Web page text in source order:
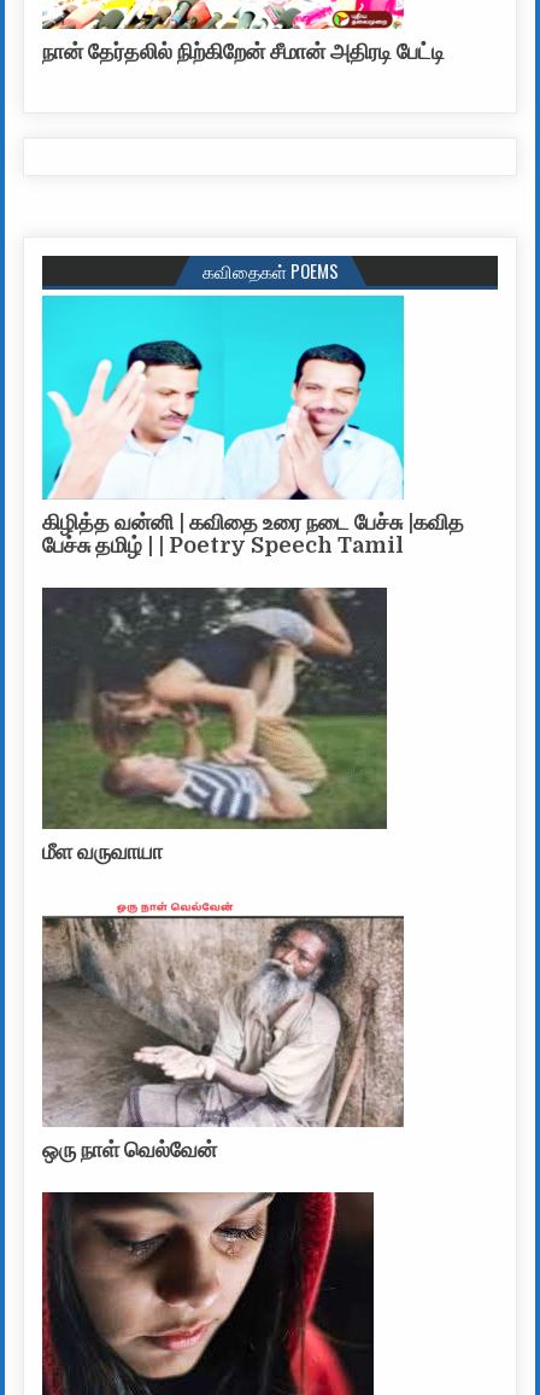
நான் தேர்தலில் நிற்கிறேன் சீமான் அதிரடி பேட்டி
கவிதைகள் POEMS
கிழித்த வன்னி | கவிதை உரை நடை பேச்சு |கவித
பேச்சு தமிழ் | | Poetry Speech Tamil
மீள வருவாயா
ஒரு நாள் வெல்வேன்